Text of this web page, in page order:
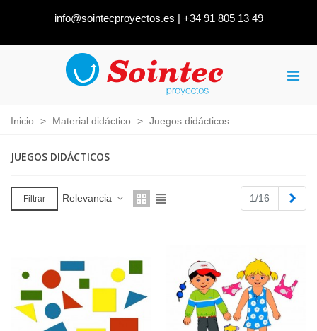
info@sointecproyectos.es | +34 91 805 13 49
Inicio > Material didáctico > Juegos didácticos
JUEGOS DIDÁCTICOS
Filtrar Relevancia 1/16